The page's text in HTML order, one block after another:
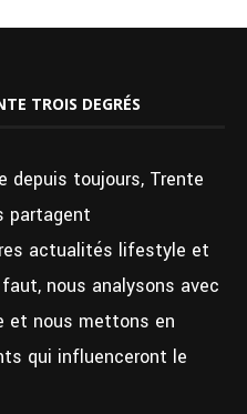
TROIS DEGRÉS
toujours, Trente
partagent
actualités lifestyle et
nous analysons avec
et nous mettons en
qui influenceront le